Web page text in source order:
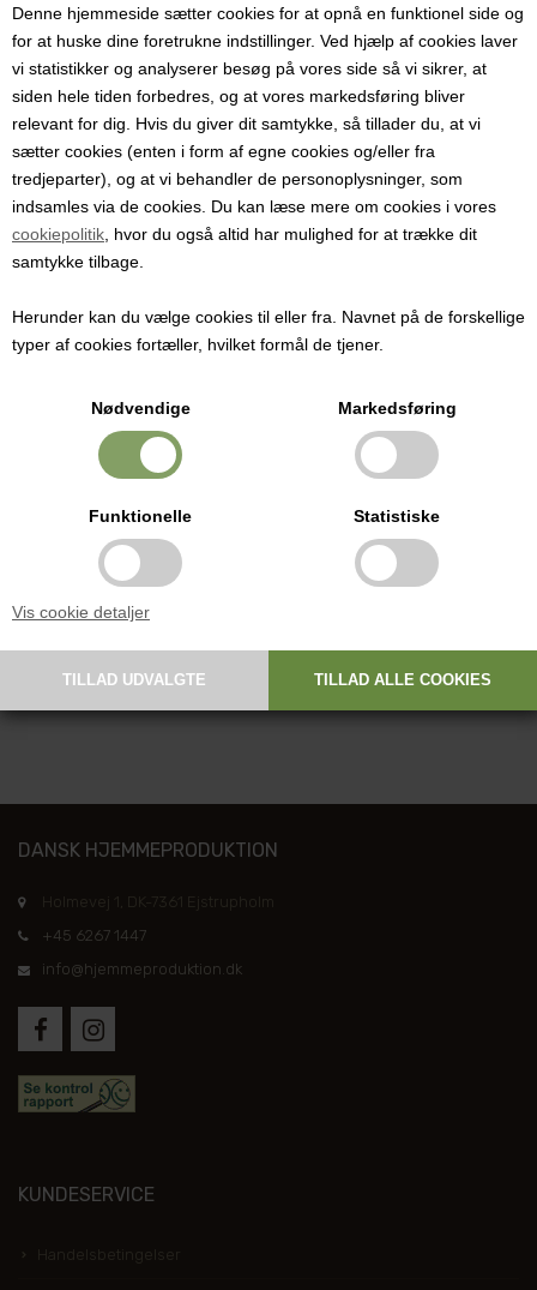
Denne hjemmeside sætter cookies for at opnå en funktionel side og
for at huske dine foretrukne indstillinger. Ved hjælp af cookies laver
vi statistikker og analyserer besøg på vores side så vi sikrer, at
siden hele tiden forbedres, og at vores markedsføring bliver
relevant for dig. Hvis du giver dit samtykke, så tillader du, at vi
sætter cookies (enten i form af egne cookies og/eller fra
tredjeparter), og at vi behandler de personoplysninger, som
indsamles via de cookies. Du kan læse mere om cookies i vores
cookiepolitik , hvor du også altid har mulighed for at trække dit
samtykke tilbage.
Herunder kan du vælge cookies til eller fra. Navnet på de forskellige
typer af cookies fortæller, hvilket formål de tjener.
Nødvendige Markedsføring
Funktionelle Statistiske
Vis cookie detaljer
Lille glasbeholder med
tætsluttende snaplåg, 25 ml, 5 stk
Varenummer: 3474
Praktisk lille flaske til forsendelse af prøver eller opbevaring af
væsker.
44,00 DKK
Praktisk lille flaske til forsendelse af prøver eller opbevaring af
Tætsluttende låg som gør det sikkert at sende væsker i denne flaske
med posten. Man skal bare sikre at låget sat godt på.
Højde: 6,5 cm
Diameter: 2,5 cm
DANSK HJEMMEPRODUKTION
Holmevej 1, DK-7361 Ejstrupholm
+45 6267 1447
info@hjemmeproduktion.dk
KUNDESERVICE
Handelsbetingelser